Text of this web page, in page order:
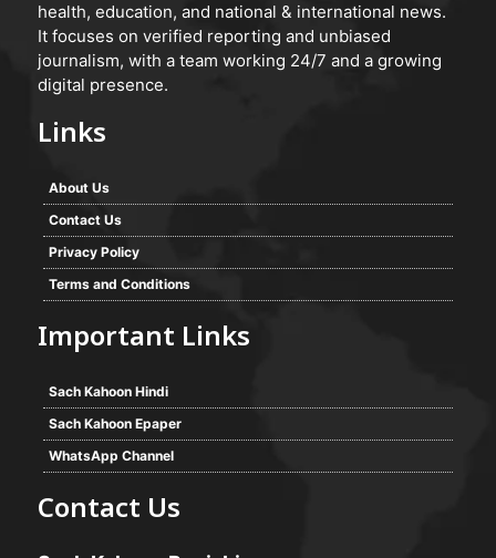
health, education, and national & international news.
It focuses on verified reporting and unbiased
journalism, with a team working 24/7 and a growing
digital presence.
Links
About Us
Contact Us
Privacy Policy
Terms and Conditions
Important Links
Sach Kahoon Hindi
Sach Kahoon Epaper
WhatsApp Channel
Contact Us